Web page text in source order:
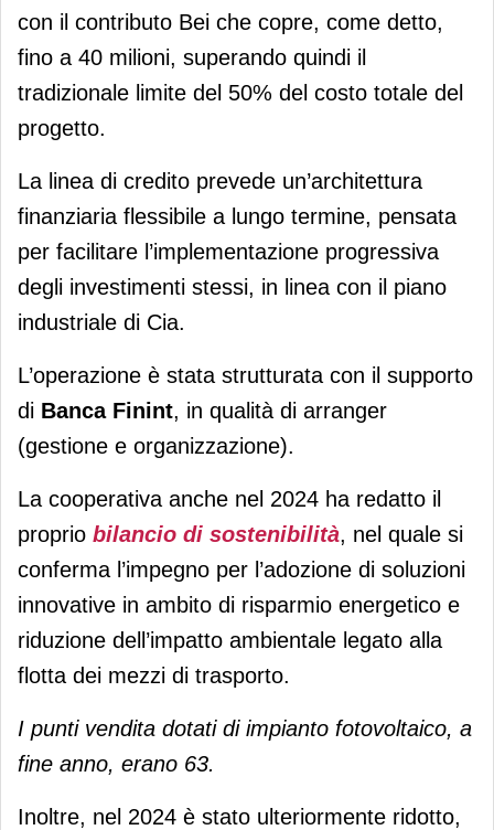
con il contributo Bei che copre, come detto,
fino a 40 milioni, superando quindi il
tradizionale limite del 50% del costo totale del
progetto.
La linea di credito prevede un’architettura
finanziaria flessibile a lungo termine, pensata
per facilitare l’implementazione progressiva
degli investimenti stessi, in linea con il piano
industriale di Cia.
L’operazione è stata strutturata con il supporto
di Banca Finint, in qualità di arranger
(gestione e organizzazione).
La cooperativa anche nel 2024 ha redatto il
proprio bilancio di sostenibilità, nel quale si
conferma l’impegno per l’adozione di soluzioni
innovative in ambito di risparmio energetico e
riduzione dell’impatto ambientale legato alla
flotta dei mezzi di trasporto.
I punti vendita dotati di impianto fotovoltaico, a
fine anno, erano 63.
Inoltre, nel 2024 è stato ulteriormente ridotto,